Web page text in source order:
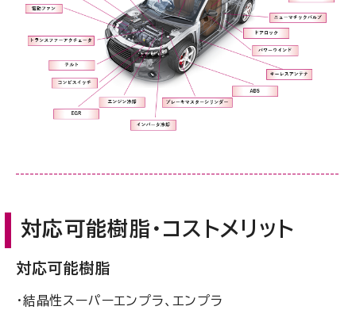
対応可能樹脂・コストメリット
対応可能樹脂
・結晶性スーパーエンプラ、エンプラ